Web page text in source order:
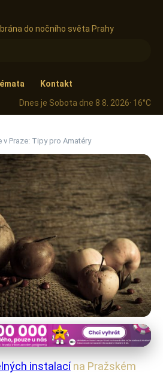
do nočního světa Prahy
Kontakt
Dnes je Sobota dne 8 8. 2026· 16°C
Praze: Tipy pro Amatéry
Instalace v
instalacína Pražském